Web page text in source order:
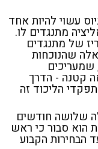
עשוי להיות אחד
מתנגדים לו.
של מתנגדים
שהנוכחות
קטנה - הדרך
הליכוד זה
שלושה חודשים
הוא סבור כי ראש
הקבוע